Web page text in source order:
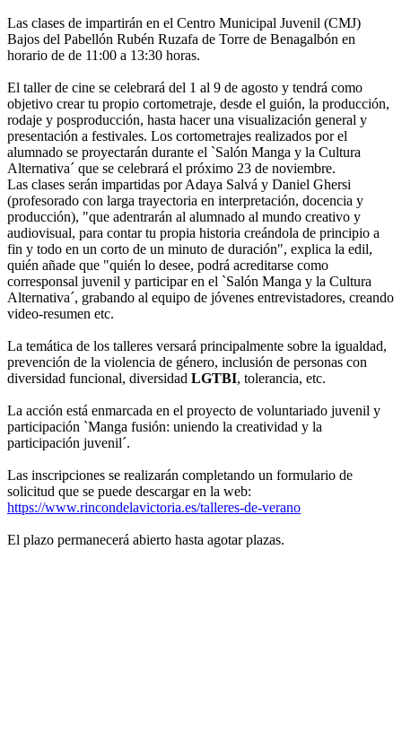
Las clases de impartirán en el Centro Municipal Juvenil (CMJ)
Bajos del Pabellón Rubén Ruzafa de Torre de Benagalbón en
horario de de 11:00 a 13:30 horas.
El taller de cine se celebrará del 1 al 9 de agosto y tendrá como
objetivo crear tu propio cortometraje, desde el guión, la producción,
rodaje y posproducción, hasta hacer una visualización general y
presentación a festivales. Los cortometrajes realizados por el
alumnado se proyectarán durante el `Salón Manga y la Cultura
Alternativa´ que se celebrará el próximo 23 de noviembre.
Las clases serán impartidas por Adaya Salvá y Daniel Ghersi
(profesorado con larga trayectoria en interpretación, docencia y
producción), "que adentrarán al alumnado al mundo creativo y
audiovisual, para contar tu propia historia creándola de principio a
fin y todo en un corto de un minuto de duración", explica la edil,
quién añade que "quién lo desee, podrá acreditarse como
corresponsal juvenil y participar en el `Salón Manga y la Cultura
Alternativa´, grabando al equipo de jóvenes entrevistadores, creando
video-resumen etc.
La temática de los talleres versará principalmente sobre la igualdad,
prevención de la violencia de género, inclusión de personas con
diversidad funcional, diversidad LGTBI, tolerancia, etc.
La acción está enmarcada en el proyecto de voluntariado juvenil y
participación `Manga fusión: uniendo la creatividad y la
participación juvenil´.
Las inscripciones se realizarán completando un formulario de
solicitud que se puede descargar en la web:
https://www.rincondelavictoria.es/talleres-de-verano
El plazo permanecerá abierto hasta agotar plazas.